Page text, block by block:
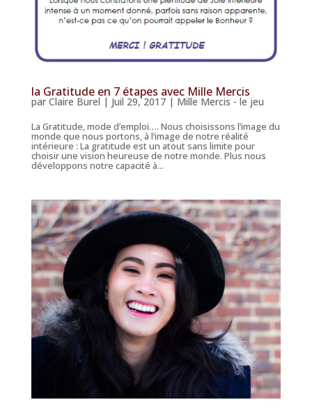
la Gratitude en 7 étapes avec Mille Mercis
par Claire Burel | Juil 29, 2017| Mille Mercis - le jeu
La Gratitude, mode d’emploi…. Nous choisissons l’image du
monde que nous portons, à l’image de notre réalité
intérieure : La gratitude est un atout sans limite pour
choisir une vision heureuse de notre monde. Plus nous
développons notre capacité à...